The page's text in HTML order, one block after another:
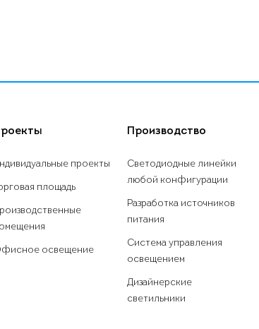
проекты
площадь
освещение
Производство
Светодиодные линейки
любой конфигурации
Разработка источников
питания
Система управления
освещением
Дизайнерские
светильники